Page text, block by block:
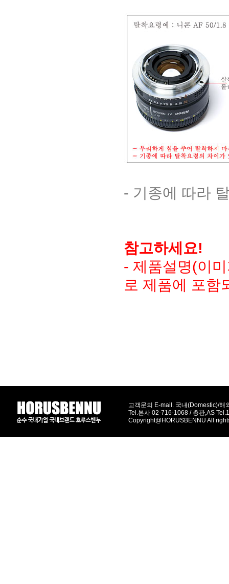
- 기종에 따라
참고하세요!
- 제품설명(이
로 제품에 포함
고객문의 E-mail. 국내(Domestic)/
Tel.본사 02-716-1068 / 총판,AS
Copyright@HORUSBENNU All